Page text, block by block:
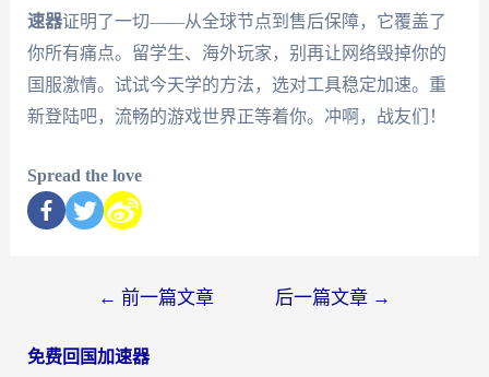
速器证明了一切——从全球节点到售后保障，它覆盖了
你所有痛点。留学生、海外玩家，别再让网络毁掉你的
国服激情。试试今天学的方法，选对工具稳定加速。重
新登陆吧，流畅的游戏世界正等着你。冲啊，战友们！
Spread the love
← 前一篇文章 后一篇文章 →
免费回国加速器